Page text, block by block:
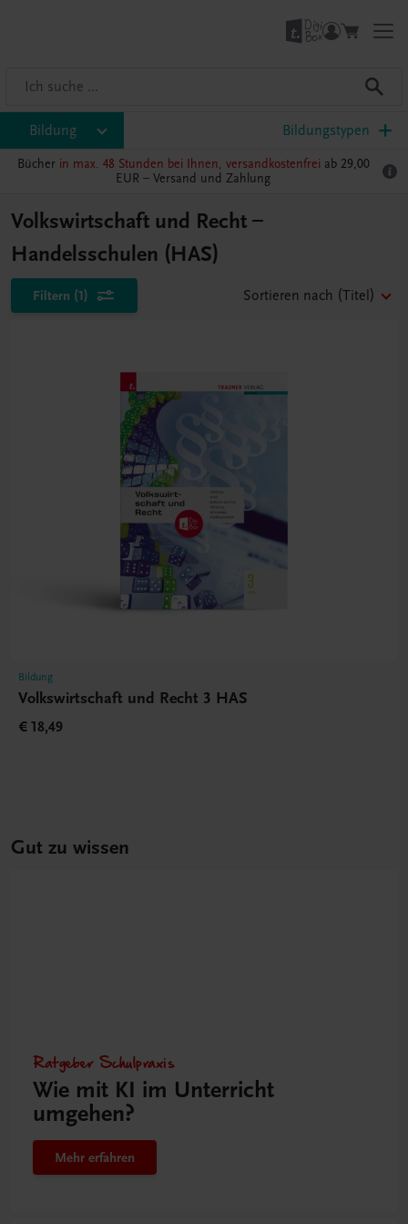
Bildung Bildungstypen
Bücher in max. 48 Stunden bei Ihnen, versandkostenfrei ab 29,00
EUR – Versand und Zahlung
Volkswirtschaft und Recht –
Handelsschulen (HAS)
Filtern (1) Sortieren nach (Titel)
Bildung
Volkswirtschaft und Recht 3 HAS
€ 18,49
Gut zu wissen
Ratgeber Schulpraxis
Wie mit KI im Unterricht
umgehen?
Mehr erfahren